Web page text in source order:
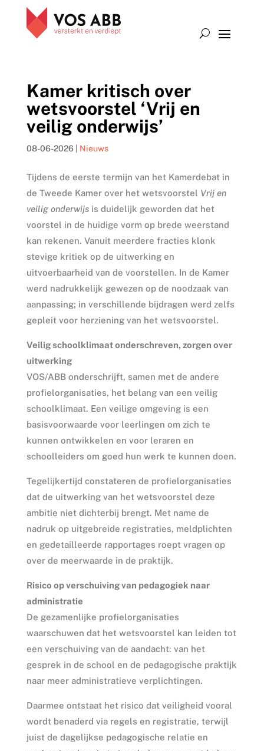
Kamer kritisch over
wetsvoorstel ‘Vrij en
veilig onderwijs’
08-06-2026| Nieuws
Tijdens de eerste termijn van het Kamerdebat in
de Tweede Kamer over het wetsvoorstel Vrij en
veilig onderwijsis duidelijk geworden dat het
voorstel in de huidige vorm op brede weerstand
kan rekenen. Vanuit meerdere fracties klonk
stevige kritiek op de uitwerking en
uitvoerbaarheid van de voorstellen. In de Kamer
werd nadrukkelijk gewezen op de noodzaak van
aanpassing; in verschillende bijdragen werd zelfs
gepleit voor herziening van het wetsvoorstel.
Veilig schoolklimaat onderschreven, zorgen over
uitwerking
VOS/ABB onderschrijft, samen met de andere
profielorganisaties, het belang van een veilig
schoolklimaat. Een veilige omgeving is een
basisvoorwaarde voor leerlingen om zich te
kunnen ontwikkelen en voor leraren en
schoolleiders om goed hun werk te kunnen doen.
Tegelijkertijd constateren de profielorganisaties
dat de uitwerking van het wetsvoorstel deze
ambitie niet dichterbij brengt. Met name de
nadruk op uitgebreide registraties, meldplichten
en gedetailleerde rapportages roept vragen op
over de meerwaarde in de praktijk.
Risico op verschuiving van pedagogiek naar
administratie
De gezamenlijke profielorganisaties
waarschuwen dat het wetsvoorstel kan leiden tot
een verschuiving van de aandacht: van het
gesprek in de school en de pedagogische praktijk
naar meer administratieve verplichtingen.
Daarmee ontstaat het risico dat veiligheid vooral
wordt benaderd via regels en registratie, terwijl
juist de dagelijkse pedagogische relatie en